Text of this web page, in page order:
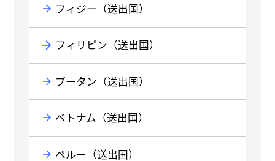
フィジー（送出国）
フィリピン（送出国）
ブータン（送出国）
ベトナム（送出国）
ペルー（送出国）